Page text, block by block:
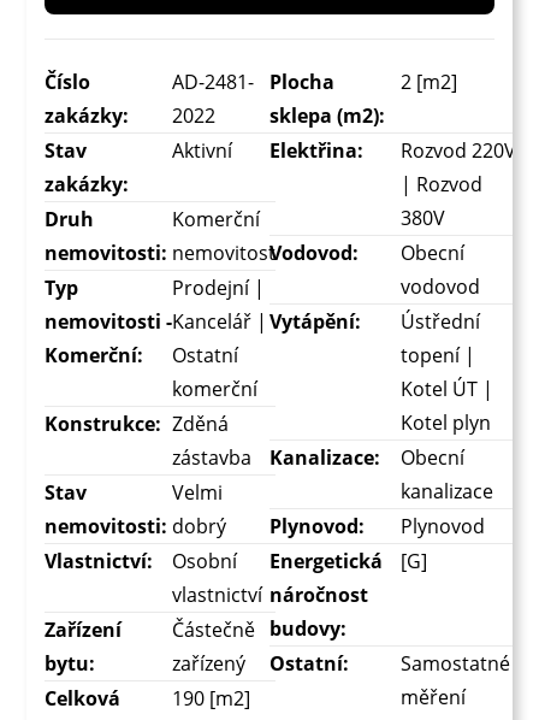
Číslo
zakázky:
AD-2481-
2022
Stav
zakázky:
Aktivní
Druh
nemovitosti:
Komerční
nemovitost
Typ
nemovitosti -
Komerční:
Prodejní |
Kancelář |
Ostatní
komerční
Konstrukce: Zděná
zástavba
Stav
nemovitosti:
Velmi
dobrý
Vlastnictví:
Osobní
vlastnictví
Zařízení
bytu:
Částečně
zařízený
Celková
190 [m2]
Plocha
sklepa (m2):
2 [m2]
Elektřina:
Rozvod 220V
| Rozvod
380V
Vodovod:
Obecní
vodovod
Vytápění:
Ústřední
topení |
Kotel ÚT |
Kotel plyn
Kanalizace:
Obecní
kanalizace
Plynovod:
Plynovod
Energetická
náročnost
budovy:
[G]
Ostatní:
Samostatné
měření